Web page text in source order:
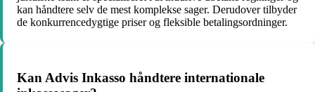
kan håndtere selv de mest komplekse sager. Derudover tilbyder
de konkurrencedygtige priser og fleksible betalingsordninger.
Kan Advis Inkasso håndtere internationale